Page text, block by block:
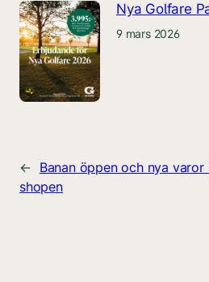
Nya Golfare
9 mars 2026
← Banan öppen och nya varor
shopen